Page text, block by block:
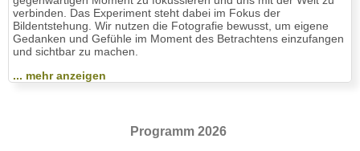
verbinden. Das Experiment steht dabei im Fokus der
Bildentstehung. Wir nutzen die Fotografie bewusst, um eigene
Gedanken und Gefühle im Moment des Betrachtens einzufangen
und sichtbar zu machen.
... mehr anzeigen
Programm 2026